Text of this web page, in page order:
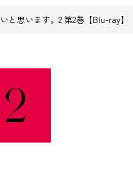
思います。2 第2巻【Blu-ray】